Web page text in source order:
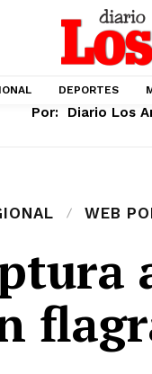
DEPORTES
Por: Diario Los
WEB